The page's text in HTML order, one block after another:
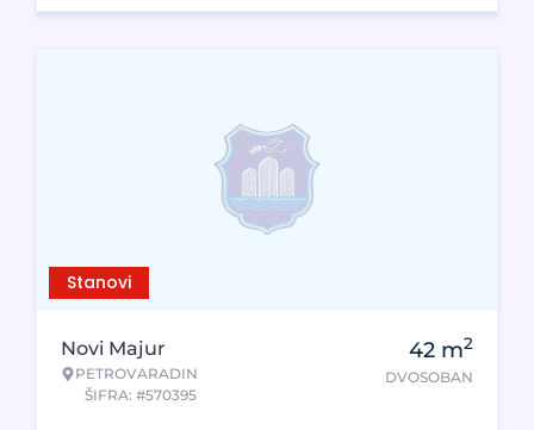
Stanovi
Novi Majur
PETROVARADIN
ŠIFRA: #570395
42 m2
DVOSOBAN